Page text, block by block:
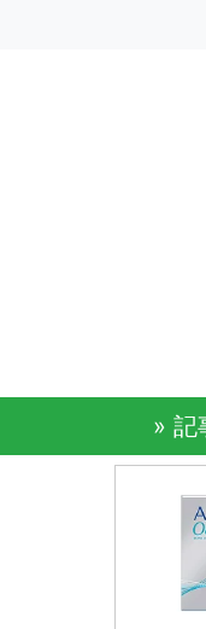
» 記